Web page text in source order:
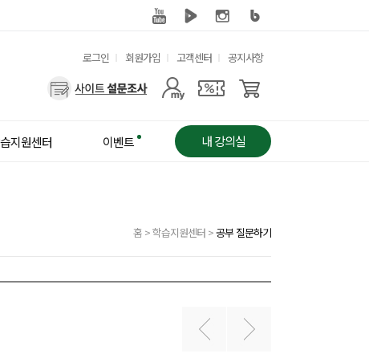
한
로그인 회원가입 고객센터
공지사항
사
용
뉴
지원센터 이벤트 내 강의실
홈 >학습지원센터 >공부 질문하기